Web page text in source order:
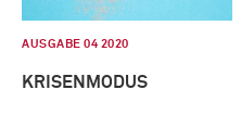
AUSGABE 04 2020
KRISENMODUS